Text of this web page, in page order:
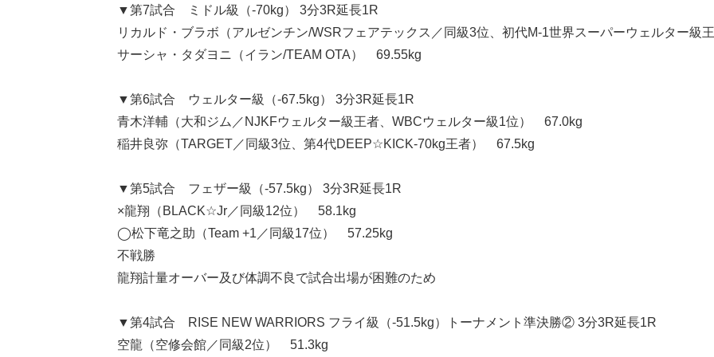
▼第7試合 ミドル級（-70kg） 3分3R延長1R
リカルド・ブラボ（アルゼンチン/WSRフェアテックス／同級3位、初代M-1世界スーパーウェルター級
サーシャ・タダヨニ（イラン/TEAM OTA） 69.55kg
▼第6試合 ウェルター級（-67.5kg） 3分3R延長1R
青木洋輔（大和ジム／NJKFウェルター級王者、WBCウェルター級1位） 67.0kg
稲井良弥（TARGET／同級3位、第4代DEEP☆KICK-70kg王者） 67.5kg
▼第5試合 フェザー級（-57.5kg） 3分3R延長1R
×龍翔（BLACK☆Jr／同級12位） 58.1kg
◯松下竜之助（Team +1／同級17位） 57.25kg
不戦勝
龍翔計量オーバー及び体調不良で試合出場が困難のため
▼第4試合 RISE NEW WARRIORS フライ級（-51.5kg）トーナメント準決勝② 3分3R延長1R
空龍（空修会館／同級2位） 51.3kg